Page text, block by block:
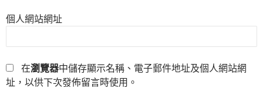
個人網站網址
在瀏覽器中儲存顯示名稱、電子郵件地址及個人網站網
址，以供下次發佈留言時使用。